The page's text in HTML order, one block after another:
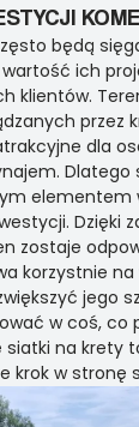
będą
ich
klientów.
przez
dla
Dlatego
elementem
Dzięki
zostaje
korzystnie na
jego
w coś, co
siatki na krety
krok w stronę